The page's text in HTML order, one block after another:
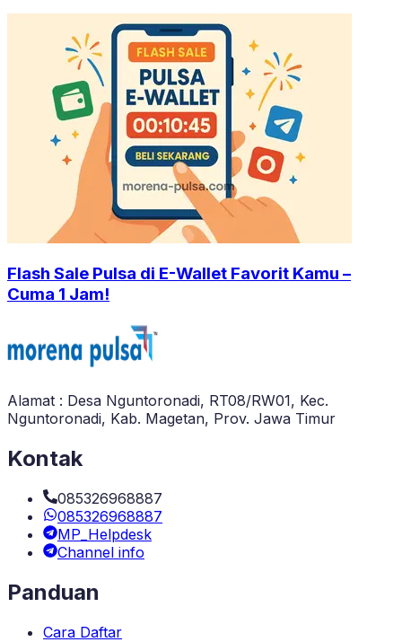
Flash Sale Pulsa di E-Wallet Favorit Kamu –
Cuma 1 Jam!
Alamat : Desa Nguntoronadi, RT08/RW01, Kec.
Nguntoronadi, Kab. Magetan, Prov. Jawa Timur
Kontak
085326968887
085326968887
MP_Helpdesk
Channel info
Panduan
Cara Daftar